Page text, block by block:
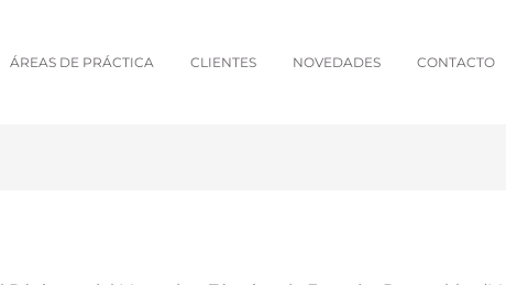
ÁREAS DE PRÁCTICA CLIENTES NOVEDADES CONTACTO